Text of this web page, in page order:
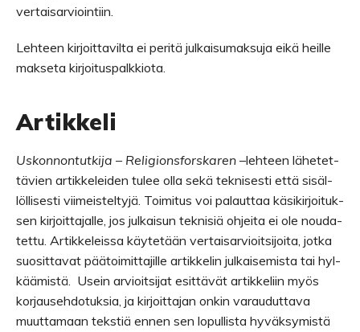
vertaisarviointiin.
Lehteen kirjoittavilta ei peritä julkaisumaksuja eikä heille
makseta kirjoituspalkkiota.
Artik­keli
Uskon­non­tut­kija – Reli­gions­fors­ka­ren –leh­teen lähe­tet­
tä­vien artik­ke­lei­den tulee olla sekä tek­ni­sesti että sisäl­
löl­li­sesti vii­meis­tel­tyjä. Toi­mi­tus voi palaut­taa käsi­kir­joi­tuk­
sen kir­joit­ta­jalle, jos jul­kai­sun tek­ni­siä ohjeita ei ole nou­da­
tettu. Artik­ke­leissa käy­te­tään ver­tai­sar­vioit­si­joita, jotka
suo­sit­ta­vat pää­toi­mit­ta­jille artik­ke­lin jul­kai­se­mista tai hyl­
kää­mistä. Usein arvioit­si­jat esit­tä­vät artik­ke­liin myös
kor­jauseh­do­tuk­sia, ja kir­joit­ta­jan onkin varau­dut­tava
muut­ta­maan teks­tiä ennen sen lopul­lista hyväk­sy­mistä